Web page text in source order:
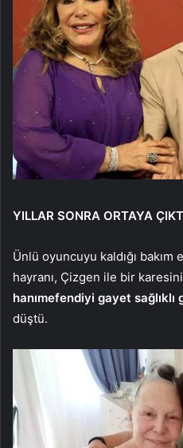
YILLAR SONRA ORTAYA
Ünlü oyuncuyu kaldığı
hayranı, Çizgen ile bir
hanımefendiyi gayet sağlıklı
düştü.